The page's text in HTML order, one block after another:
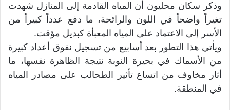
وذكر سكان محليون أن المياه القادمة إلى المنازل شهدت
تغيراً واضحاً في اللون والرائحة، ما دفع عدداً كبيراً من
الأسر إلى الاعتماد على المياه المعبأة كبديل مؤقت.
ويأتي هذا التطور بعد أسابيع من تسجيل نفوق أعداد كبيرة
من الأسماك في بحيرة النوبة نتيجة الظاهرة نفسها، ما
أثار مخاوف من اتساع تأثير الطحالب على مصادر المياه
في المنطقة.